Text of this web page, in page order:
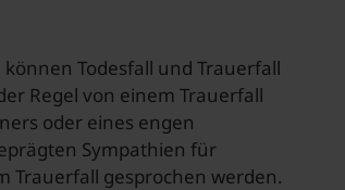
Todesfall und Trauerfall
Regel von einem Trauerfall
oder eines engen
Sympathien für
Trauerfall gesprochen werden.